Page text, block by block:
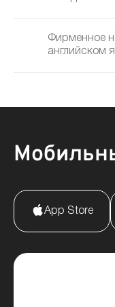
Фирменное
английском
App Store